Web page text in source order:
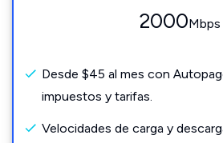
2000Mbps
Desde $45 al mes con
impuestos y tarifas.
Velocidades de carga y